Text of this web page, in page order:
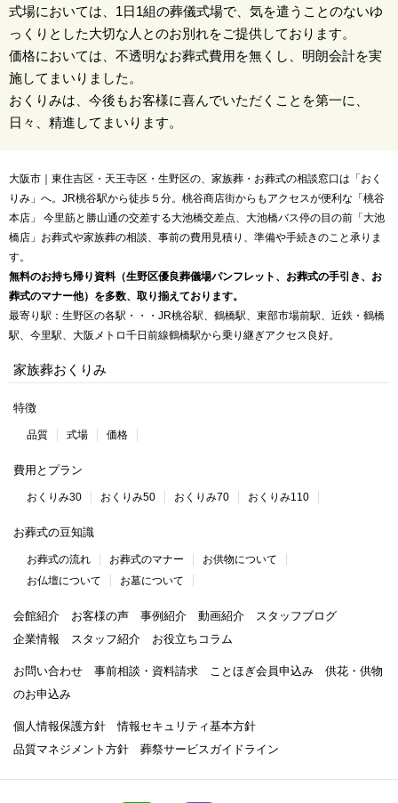
式場においては、1日1組の葬儀式場で、気を遣うことのないゆ
っくりとした大切な人とのお別れをご提供しております。
価格においては、不透明なお葬式費用を無くし、明朗会計を実
施してまいりました。
おくりみは、今後もお客様に喜んでいただくことを第一に、
日々、精進してまいります。
大阪市｜東住吉区・天王寺区・生野区の、家族葬・お葬式の相談窓口は「おく
りみ」へ。JR桃谷駅から徒歩５分。桃谷商店街からもアクセスが便利な「桃谷
本店」 今里筋と勝山通の交差する大池橋交差点、大池橋バス停の目の前「大池
橋店」お葬式や家族葬の相談、事前の費用見積り、準備や手続きのこと承りま
す。
無料のお持ち帰り資料（生野区優良葬儀場パンフレット、お葬式の手引き、お
葬式のマナー他）を多数、取り揃えております。
最寄り駅：生野区の各駅・・・JR桃谷駅、鶴橋駅、東部市場前駅、近鉄・鶴橋
駅、今里駅、大阪メトロ千日前線鶴橋駅から乗り継ぎアクセス良好。
家族葬おくりみ
特徴
品質 式場 価格
費用とプラン
おくりみ30 おくりみ50 おくりみ70 おくりみ110
お葬式の豆知識
お葬式の流れ お葬式のマナー
お供物について
お仏壇について
お墓について
会館紹介 お客様の声 事例紹介 動画紹介
スタッフブログ
企業情報
スタッフ紹介 お役立ちコラム
お問い合わせ 事前相談・資料請求 ことほぎ会員申込み
供花・供物
のお申込み
個人情報保護方針
情報セキュリティ基本方針
品質マネジメント方針
葬祭サービスガイドライン